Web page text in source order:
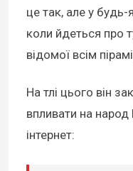
це так, але у
коли йдеться про
відомої всім
На тлі цього він
впливати на народ
інтернет: